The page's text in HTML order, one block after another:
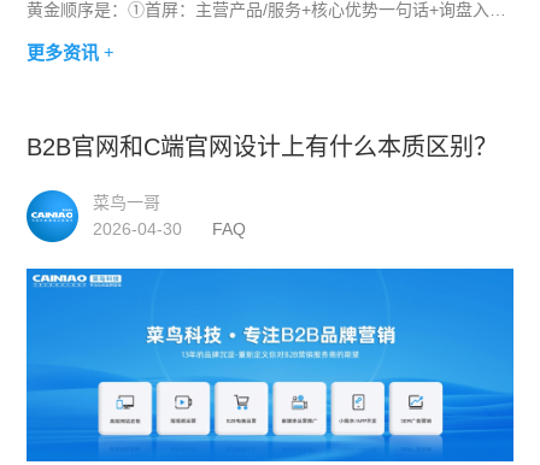
黄金顺序是：①首屏：主营产品/服务+核心优势一句话+询盘入
核心产品/服务模块（3-6个）；④典型客户案例（带数
更多资讯 +
B2B官网和C端官网设计上有什么本质区别？
菜鸟一哥
2026-04-30
FAQ